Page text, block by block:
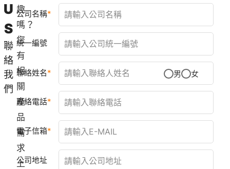
U
S
聯
絡
我
們
趣
嗎？
您
有
相
關
產
品
需
求
上
公司名稱
統一編號
聯絡姓名 男 女
聯絡電話
電子信箱
公司地址